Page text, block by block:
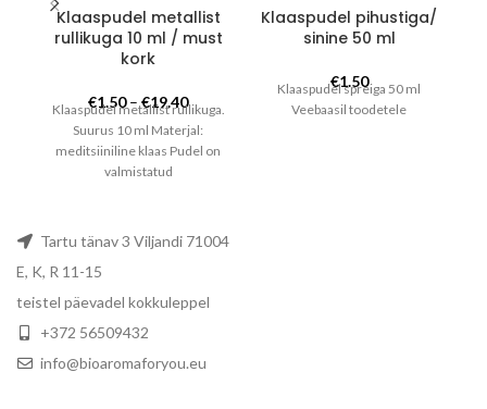
Klaaspudel metallist
rullikuga 10 ml / must
kork
€1.50 – €19.40Hinnavahemik:
€1.50
kuni
Klaaspudel metallist rullikuga.
Suurus 10 ml Materjal:
meditsiiniline klaas Pudel on
valmistatud
UV-kiirguse eest. (sobib
ideaalselt valgustundlike
toodete jaoks). Klaaspudel
metallist rullpalliga ja musta
kosmeetikatoodetele,
farmaatsiatoodetele,
teha
tootelehel.
Klaaspudel pihustiga/
sinine 50 ml
€1.50
Klaaspudel spreiga 50 ml
Veebaasil toodetele
Tartu tänav 3 Viljandi 71004
E, K, R 11-15
teistel päevadel kokkuleppel
+372 56509432
info@bioaromaforyou.eu